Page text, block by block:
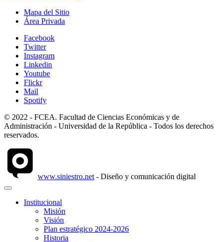
Mapa del Sitio
Área Privada
Facebook
Twitter
Instagram
Linkedin
Youtube
Flickr
Mail
Spotify
© 2022 - FCEA. Facultad de Ciencias Económicas y de
Administración - Universidad de la República - Todos los derechos
reservados.
www.siniestro.net - Diseño y comunicación digital
Institucional
Misión
Visión
Plan estratégico 2024-2026
Historia